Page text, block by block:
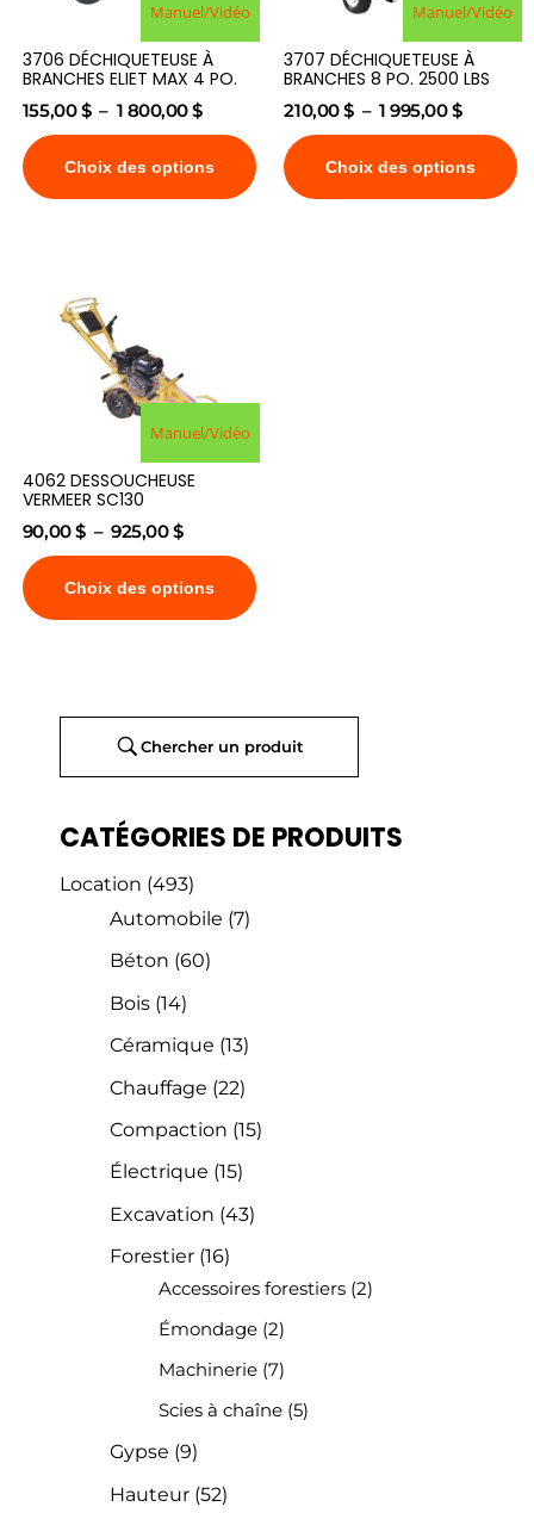
Chercher un produit
CATÉGORIES DE PRODUITS
Location (493)
Automobile (7)
Béton (60)
Bois (14)
Céramique (13)
Chauffage (22)
Compaction (15)
Électrique (15)
Excavation (43)
Forestier (16)
Accessoires forestiers (2)
Émondage (2)
Machinerie (7)
Scies à chaîne (5)
Gypse (9)
Hauteur (52)
Manuel/Vidéo
3706 DÉCHIQUETEUSE À
BRANCHES ELIET MAX 4 PO.
155,00$ – 1 800,00$
Choix des options
Manuel/Vidéo
3707 DÉCHIQUETEUSE À
BRANCHES 8 PO. 2500 LBS
210,00$ – 1 995,00$
Choix des options
Manuel/Vidéo
4062 DESSOUCHEUSE
VERMEER SC130
90,00$ – 925,00$
Choix des options